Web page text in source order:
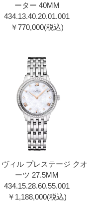
ーター 40MM
434.13.40.20.01.001
￥770,000(税込)
ヴィル プレステージ クオ
ーツ 27.5MM
434.15.28.60.55.001
￥1,188,000(税込)